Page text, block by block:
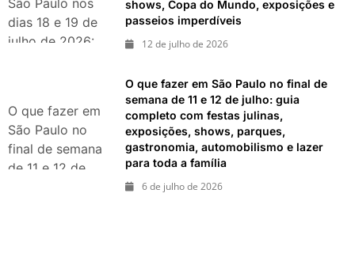
imperdíveis
São Paulo nos
dias 18 e 19 de
julho de 2026:
exposições e
passeios
imperdíveis
shows, Copa do Mundo, exposições e
passeios imperdíveis
12 de julho de 2026
O que fazer em
São Paulo no
final de semana
de 11 e 12 de
O que fazer em São Paulo no final de
semana de 11 e 12 de julho: guia
completo com festas julinas,
exposições, shows, parques,
gastronomia, automobilismo e lazer
para toda a família
6 de julho de 2026